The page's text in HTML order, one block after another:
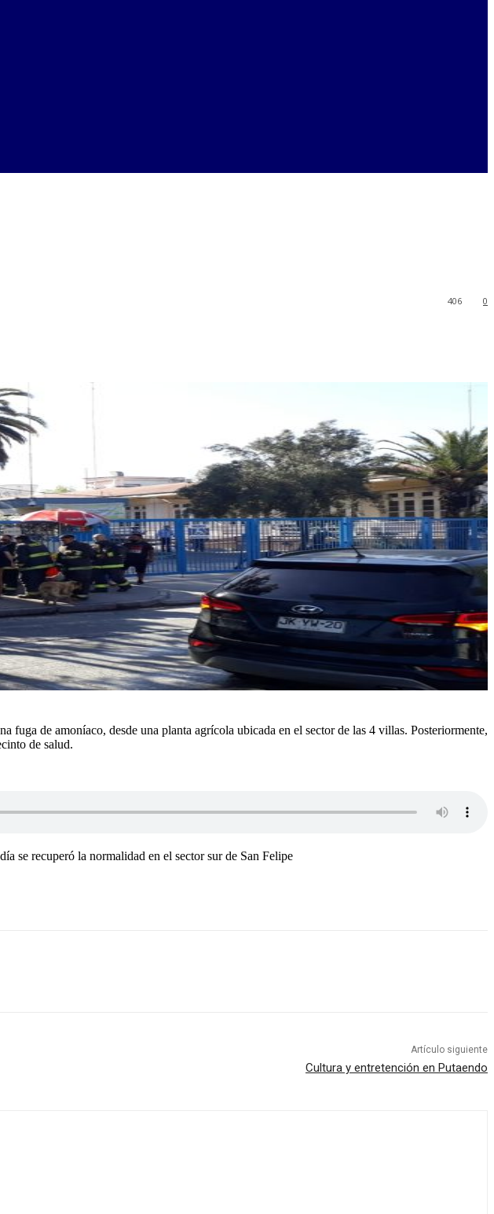
0
406
de amoníaco, desde una planta agrícola ubicada en el sector de las 4 villas. Posteriormente,
de salud.
se recuperó la normalidad en el sector sur de San Felipe
Artículo siguiente
Cultura y entretención en Putaendo